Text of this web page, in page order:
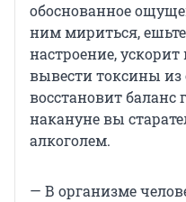
обоснованное
ним мириться,
настроение,
вывести токсины из
восстановит
накануне вы
алкоголем.
— В организме